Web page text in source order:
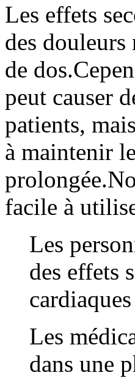
Les effets
des douleurs
de
peut causer
patients,
à maintenir
facile à
Les
des effets
Les
dans une